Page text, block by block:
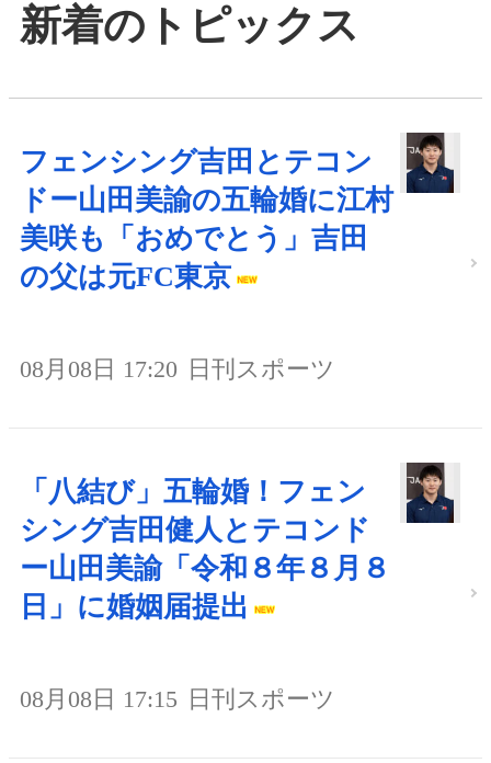
新着のトピックス
フェンシング吉田とテコン
ドー山田美諭の五輪婚に江村
美咲も「おめでとう」吉田
の父は元FC東京
08月08日 17:20 日刊スポーツ
「八結び」五輪婚！フェン
シング吉田健人とテコンド
ー山田美諭「令和８年８月８
日」に婚姻届提出
08月08日 17:15 日刊スポーツ